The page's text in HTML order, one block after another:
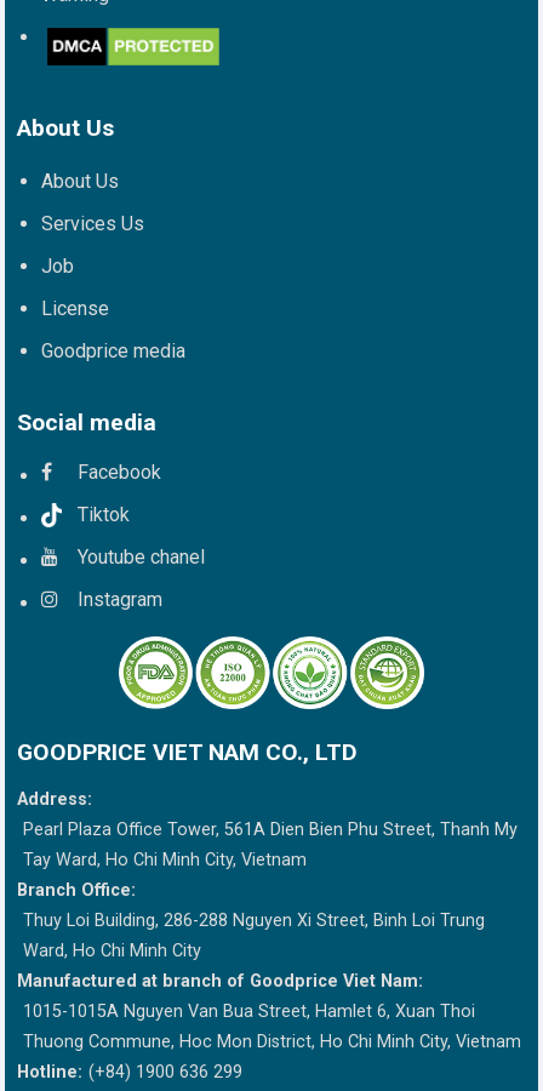
About Us
About Us
Services Us
Job
License
Goodprice media
Social media
Facebook
Tiktok
Youtube chanel
Instagram
GOODPRICE VIET NAM CO., LTD
Address:
Pearl Plaza Office Tower, 561A Dien Bien Phu Street, Thanh My
Tay Ward, Ho Chi Minh City, Vietnam
Branch Office:
Thuy Loi Building, 286-288 Nguyen Xi Street, Binh Loi Trung
Ward, Ho Chi Minh City
Manufactured at branch of Goodprice Viet Nam:
1015-1015A Nguyen Van Bua Street, Hamlet 6, Xuan Thoi
Thuong Commune, Hoc Mon District, Ho Chi Minh City, Vietnam
Hotline: (+84) 1900 636 299